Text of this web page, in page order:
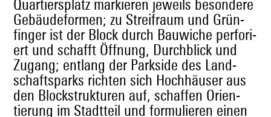
Quartier­splatz markieren jew­eils beson­dere
Gebäude­for­men; zu Streifraum und Grün­
fin­ger ist der Block durch Bauwiche per­fori­
ert und schafft Öff­nung, Durch­blick und
Zugang; ent­lang der Park­side des Land­
schaftsparks richt­en sich Hochhäuser aus
den Block­struk­turen auf, schaf­fen Ori­en­
tierung im Stadt­teil und for­mulieren einen